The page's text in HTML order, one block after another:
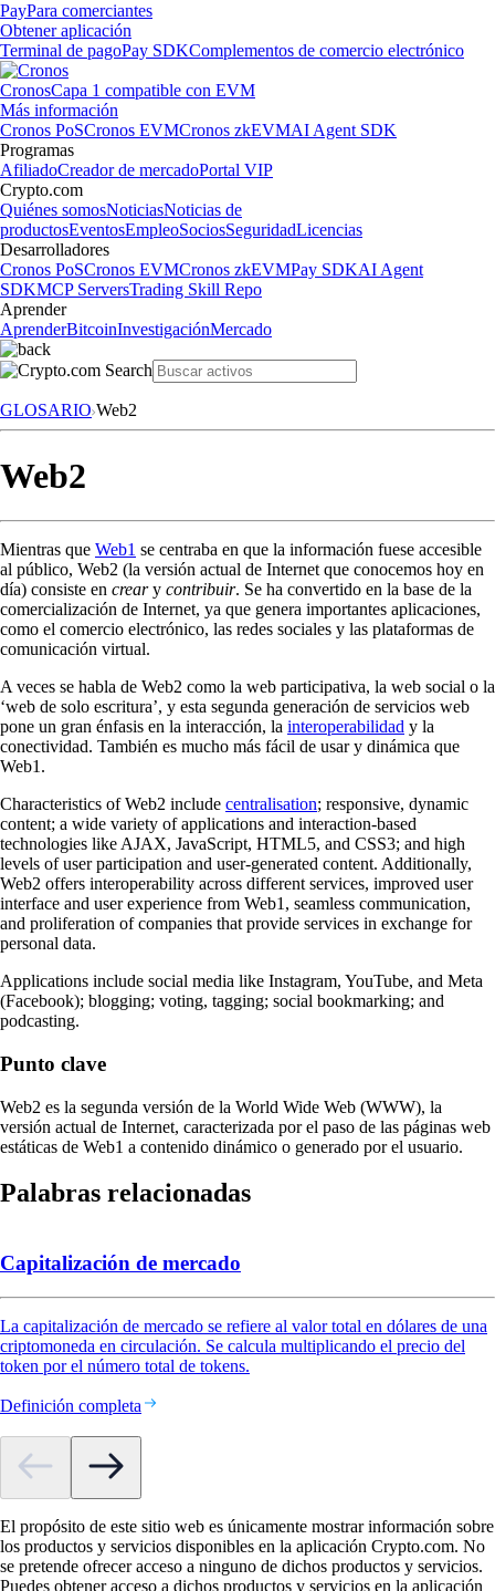
PayPara comerciantes
Obtener aplicación
Terminal de pagoPay SDKComplementos de comercio electrónico
CronosCapa 1 compatible con EVM
Más información
Cronos PoSCronos EVMCronos zkEVMAI Agent SDK
Programas
AfiliadoCreador de mercadoPortal VIP
Crypto.com
Quiénes somosNoticiasNoticias de
productosEventosEmpleoSociosSeguridadLicencias
Desarrolladores
Cronos PoSCronos EVMCronos zkEVMPay SDKAI Agent
SDKMCP ServersTrading Skill Repo
Aprender
AprenderBitcoinInvestigaciónMercado
GLOSARIO Web2
Web2
Mientras que Web1 se centraba en que la información fuese accesible
al público, Web2 (la versión actual de Internet que conocemos hoy en
día) consiste en creary contribuir. Se ha convertido en la base de la
comercialización de Internet, ya que genera importantes aplicaciones,
como el comercio electrónico, las redes sociales y las plataformas de
comunicación virtual.
A veces se habla de Web2 como la web participativa, la web social o la
‘web de solo escritura’, y esta segunda generación de servicios web
pone un gran énfasis en la interacción, la interoperabilidad y la
conectividad. También es mucho más fácil de usar y dinámica que
Web1.
Characteristics of Web2 include centralisation; responsive, dynamic
content; a wide variety of applications and interaction-based
technologies like AJAX, JavaScript, HTML5, and CSS3; and high
levels of user participation and user-generated content. Additionally,
Web2 offers interoperability across different services, improved user
interface and user experience from Web1, seamless communication,
and proliferation of companies that provide services in exchange for
personal data.
Applications include social media like Instagram, YouTube, and Meta
(Facebook); blogging; voting, tagging; social bookmarking; and
podcasting.
Punto clave
Web2 es la segunda versión de la World Wide Web (WWW), la
versión actual de Internet, caracterizada por el paso de las páginas web
estáticas de Web1 a contenido dinámico o generado por el usuario.
Palabras relacionadas
Capitalización de mercado
La capitalización de mercado se refiere al valor total en dólares de una
criptomoneda en circulación. Se calcula multiplicando el precio del
token por el número total de tokens.
Definición completa
El propósito de este sitio web es únicamente mostrar información sobre
los productos y servicios disponibles en la aplicación Crypto.com. No
se pretende ofrecer acceso a ninguno de dichos productos y servicios.
Puedes obtener acceso a dichos productos y servicios en la aplicación